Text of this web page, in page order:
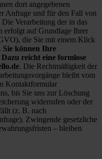
dort angegebenen
Anfrage und für den Fall von
Verarbeitung der in das
erfolgt auf Grundlage Ihrer
die Sie mit einem Klick
Sie können Ihre
reicht eine formlose
. Die Rechtmäßigkeit der
bleibt vom
Kontaktformular
bis Sie uns zur Löschung
widerrufen oder der
(z. B. nach
Zwingende gesetzliche
– bleiben